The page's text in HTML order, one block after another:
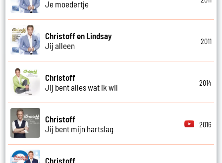
Je moedertje
Christoff en Lindsay
Jij alleen
2011
Christoff
Jij bent alles wat ik wil
2014
Christoff
Jij bent mijn hartslag
2016
Christoff